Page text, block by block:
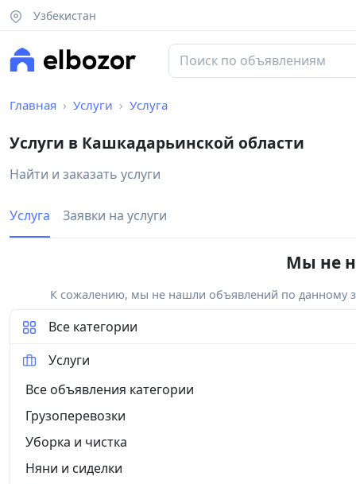
Узбекистан
Главная Услуги Услуга
Услуги в Кашкадарьинской области
Найти и заказать услуги
Услуга Заявки на услуги
Мы не
К сожалению, мы не нашли объявлений по данному
Все категории
Услуги
Все объявления категории
Грузоперевозки
Уборка и чистка
Няни и сиделки